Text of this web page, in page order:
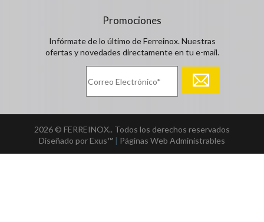
Promociones
Infórmate de lo último de Ferreinox. Nuestras
ofertas y novedades directamente en tu e-mail.
2026 © FERREINOX.. Todos los derechos reservados
Diseñado por Exus™ | Páginas Web Administrables